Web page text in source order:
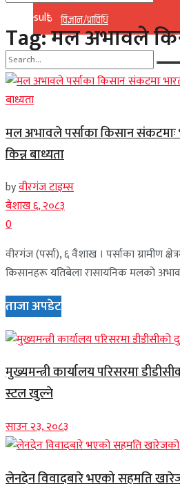
विज्ञान/प्राविधि
No Result
No Result
View All Result
Tag:मल अभावले
मल अभावले पर्साका किसान संकटमाः
किन्न बाध्यता
byवीरगंज टाइम्स
बैशाख ६, २०८३
0
वीरगंज (पर्सा), ६ वैशाख । पर्साका ग्रामीण
किसानहरू यतिबेला रासायनिक मलको
ताजा अपडेट
मुख्यमन्त्री कार्यालय परिसरमा
स्टल खुल्ने
साउन २३, २०८३
लेनदेन विवादबारे भएको सहमति